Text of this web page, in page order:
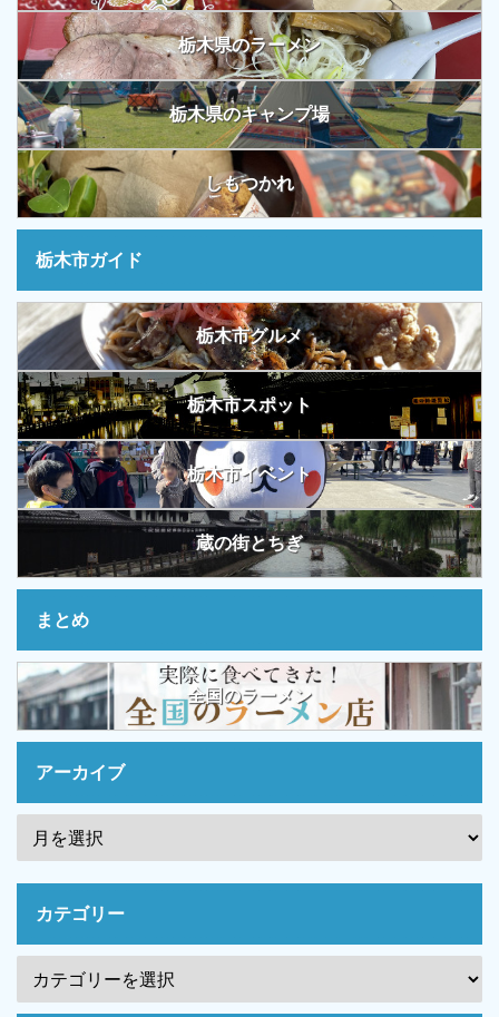
栃木県のラーメン
栃木県のキャンプ場
しもつかれ
栃木市ガイド
栃木市グルメ
栃木市スポット
栃木市イベント
蔵の街とちぎ
まとめ
全国のラーメン
アーカイブ
カテゴリー